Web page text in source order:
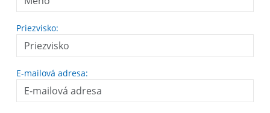
Priezvisko:
E-mailová adresa: